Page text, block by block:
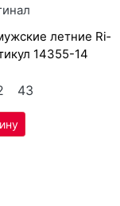
14355-14
43